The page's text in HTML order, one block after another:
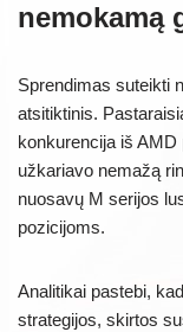
nemokamą
Sprendimas suteikti
atsitiktinis.
konkurencija iš AMD
užkariavo nemažą
nuosavų M serijos
pozicijoms.
Analitikai pastebi,
strategijos, skirtos